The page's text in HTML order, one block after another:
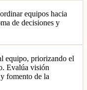
equipos hacia
de decisiones y
equipo, priorizando el
Evalúa visión
fomento de la